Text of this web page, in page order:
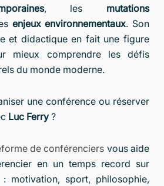
, les mutations
enjeux environnementaux. Son
et didactique en fait une figure
mieux comprendre les défis
du monde moderne.
une conférence ou réserver
Luc Ferry ?
de conférenciers vous aide
en un temps record sur
motivation, sport, philosophie,